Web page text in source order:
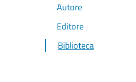
Autore
Editore
Biblioteca